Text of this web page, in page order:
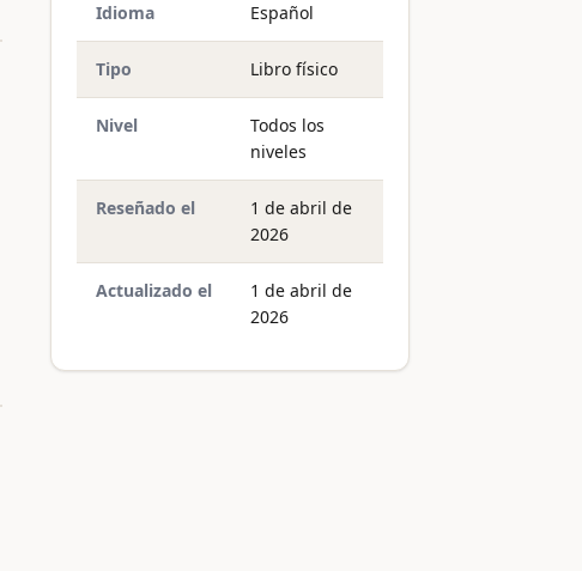
Idioma Español
Tipo Libro físico
Nivel
Todos los
niveles
Reseñado el
1 de abril de
2026
Actualizado el
1 de abril de
2026